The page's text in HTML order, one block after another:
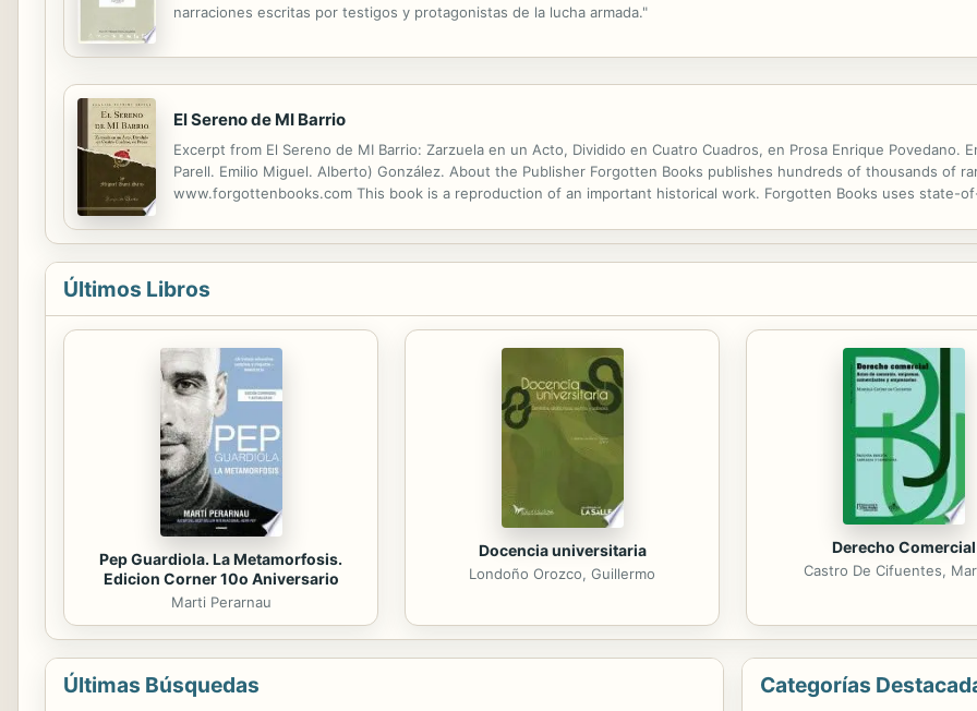
narraciones escritas por testigos y protagonistas de la lucha armada."
El Sereno de MI Barrio
Excerpt from El Sereno de MI Barrio: Zarzuela en un Acto, Dividido en Cuatro Cuadros, en Prosa Enrique Povedano.
Parell. Emilio Miguel. Alberto) González. About the Publisher Forgotten Books publishes hundreds of thousands of
www.forgottenbooks.com This book is a reproduction of an important historical work. Forgotten Books uses state-
Últimos Libros
Pep Guardiola. La Metamorfosis.
Edicion Corner 10o Aniversario
Marti Perarnau
Docencia universitaria
Londoño Orozco, Guillermo
Derecho Comercial
Castro De Cifuentes,
Últimas Búsquedas Categorías